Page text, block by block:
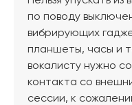
по поводу
вибрирующих
планшеты, часы и
вокалисту нужно
контакта со
сессии, к